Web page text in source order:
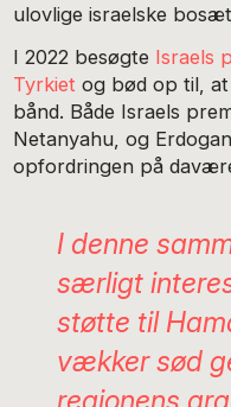
ulovlige israelske
I 2022 besøgte Israels
Tyrkietog bød op til,
bånd. Både Israels
Netanyahu, og
opfordringen på
I denne
særligt
støtte til
vækker sød